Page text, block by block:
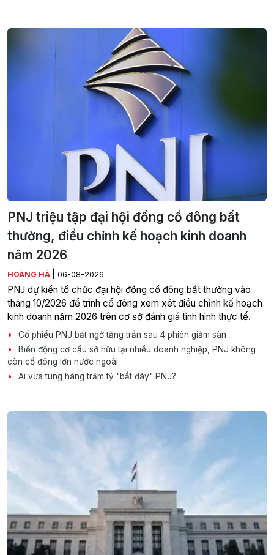
PNJ triệu tập đại hội đồng cổ đông bất
thường, điều chỉnh kế hoạch kinh doanh
năm 2026
HOÀNG HÀ 06-08-2026
PNJ dự kiến tổ chức đại hội đồng cổ đông bất thường vào
tháng 10/2026 để trình cổ đông xem xét điều chỉnh kế hoạch
kinh doanh năm 2026 trên cơ sở đánh giá tình hình thực tế.
Cổ phiếu PNJ bất ngờ tăng trần sau 4 phiên giảm sàn
Biến động cơ cấu sở hữu tại nhiều doanh nghiệp, PNJ không
còn cổ đông lớn nước ngoài
Ai vừa tung hàng trăm tỷ "bắt đáy" PNJ?